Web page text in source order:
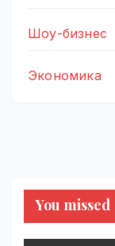
Шоу-бизнес
Экономика
You missed